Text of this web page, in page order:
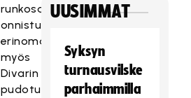
runkosarjassa
onnistui
erinomaisesti
myös
Divarin
pudotuspeleissä.
UUSIMMAT
Syksyn
turnausvilske
parhaimmilla